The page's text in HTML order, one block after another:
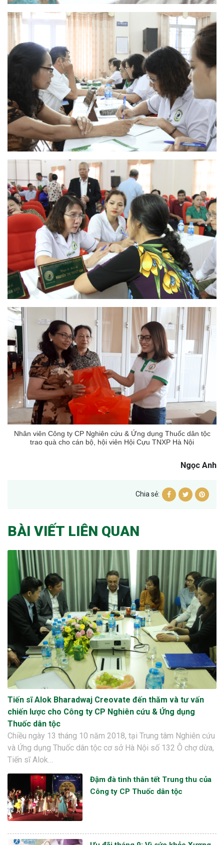
Nhân viên Công ty CP Nghiên cứu & Ứng dụng Thuốc dân tộc
trao quà cho cán bộ, hội viên Hội Cựu TNXP Hà Nội
Ngọc Anh
Chia sẻ:
BÀI VIẾT LIÊN QUAN
Tiến sĩ Alok Bharadwaj Creovate đến thăm và tư vấn
chiến lược cho Công ty CP Nghiên cứu & Ứng dụng
Thuốc dân tộc
Chiều ngày 13 tháng 10 năm 2018, tại Trung tâm Nghiên cứu
và Ứng dụng Thuốc dân tộc cơ sở Hà Nội số 132 Ô chợ dừa,
Tiến sĩ Alok…
Đậm đà tình thân tết Trung thu của
Công ty CP Thuốc dân tộc